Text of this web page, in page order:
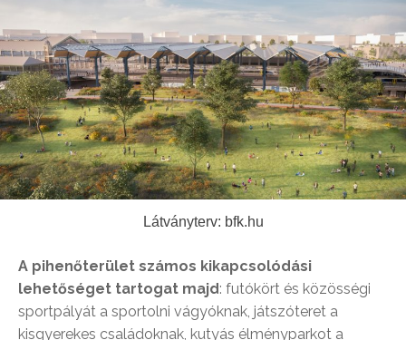
Látványterv: bfk.hu
A pihenőterület számos kikapcsolódási
lehetőséget tartogat majd: futókört és közösségi
sportpályát a sportolni vágyóknak, játszóteret a
kisgyerekes családoknak, kutyás élményparkot a